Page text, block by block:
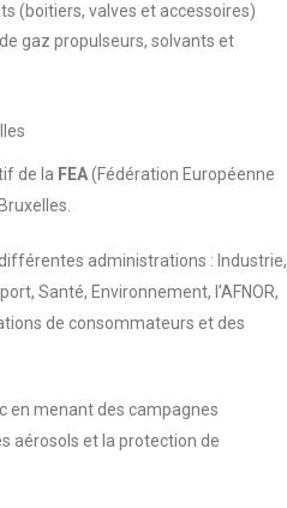
(boitiers, valves et accessoires)
gaz propulseurs, solvants et
de la FEA(Fédération Européenne
différentes administrations : Industrie,
Santé, Environnement, l’AFNOR,
de consommateurs et des
en menant des campagnes
aérosols et la protection de